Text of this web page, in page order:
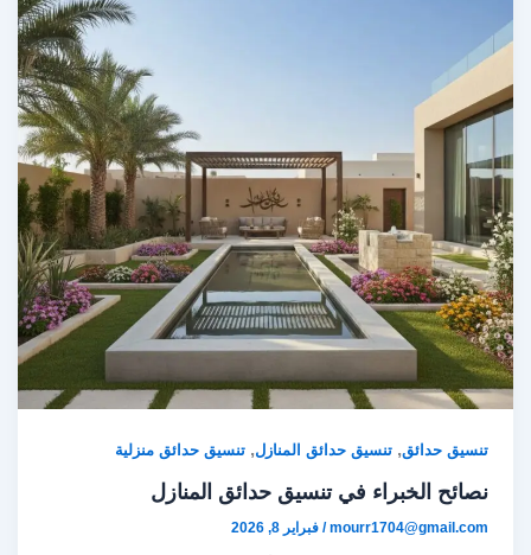
تنسيق حدائق,تنسيق حدائق المنازل,تنسيق حدائق منزلية
نصائح الخبراء في تنسيق حدائق المنازل
mourr1704@gmail.com
/فبراير 8, 2026